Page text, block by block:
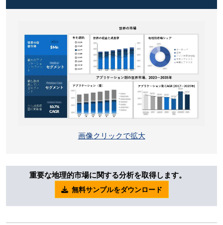
画像クリックで拡大
重要な地理的市場に関する分析を取得します。
無料サンプルをダウンロード